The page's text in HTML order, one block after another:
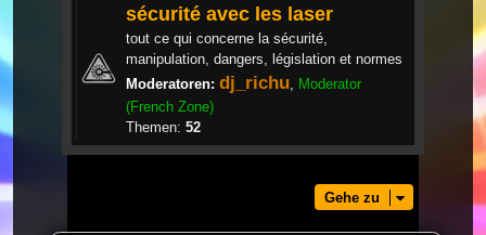
sécurité avec les laser
tout ce qui concerne la sécurité,
manipulation, dangers, législation et normes
Moderatoren: dj_richu Moderator
(French Zone)
Themen: 52
Gehe zu